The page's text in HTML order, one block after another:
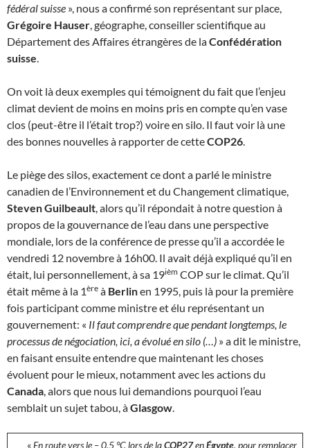
fédéral suisse », nous a confirmé son représentant sur place,
Grégoire Hauser, géographe, conseiller scientifique au
Département des Affaires étrangères de laConfédération
suisse.
On voit là deux exemples qui témoignent du fait que l’enjeu
climat devient de moins en moins pris en compte qu’en vase
clos (peut-être il l’était trop?) voire en silo. Il faut voir là une
des bonnes nouvelles à rapporter de cetteCOP26.
Le piège des silos, exactement ce dont a parlé le ministre
canadien de l’Environnement et du Changement climatique,
Steven Guilbeault, alors qu’il répondait à notre question à
propos de la gouvernance de l’eau dans une perspective
mondiale, lors de la conférence de presse qu’il a accordée le
vendredi 12 novembre à 16h00. Il avait déjà expliqué qu’il en
était, lui personnellement, à sa 19ièm COP sur le climat. Qu’il
était même à la 1ère à Berlinen 1995, puis là pour la première
fois participant comme ministre et élu représentant un
gouvernement: « Il faut comprendre que pendant longtemps, le
processus de négociation, ici, a évolué en silo (…) » a dit le ministre,
en faisant ensuite entendre que maintenant les choses
évoluent pour le mieux, notamment avec les actions du
Canada, alors que nous lui demandions pourquoi l’eau
semblait un sujet tabou, àGlasgow.
«En route vers le – 0,5 °C lors de laCOP27enÉgypte, pour remplacer